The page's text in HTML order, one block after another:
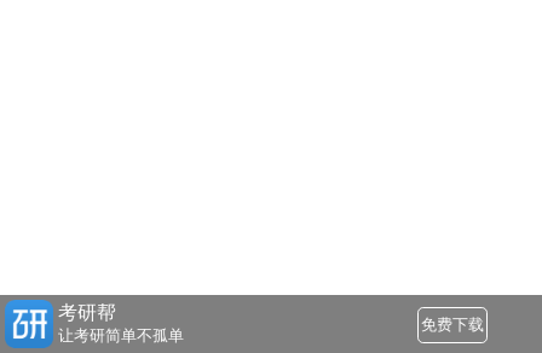
考研帮
让考研简单不孤单
免费下载